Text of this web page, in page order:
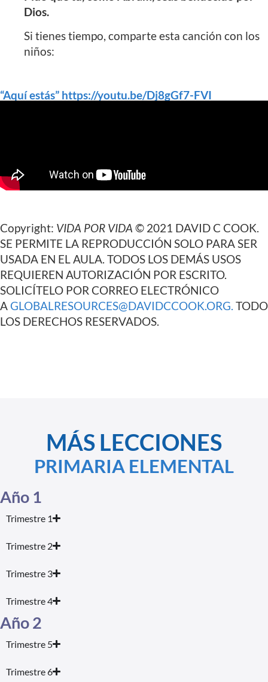
Dios.
Si tienes tiempo, comparte esta canción con los
niños:
“Aquí estás” https://youtu.be/Dj8gGf7-FVI
Copyright: VIDA POR VIDA © 2021 DAVID C COOK.
SE PERMITE LA REPRODUCCIÓN SOLO PARA SER
USADA EN EL AULA. TODOS LOS DEMÁS USOS
REQUIEREN AUTORIZACIÓN POR ESCRITO.
SOLICÍTELO POR CORREO ELECTRÓNICO
A GLOBALRESOURCES@DAVIDCCOOK.ORG.
LOS DERECHOS RESERVADOS.
MÁS LECCIONES
PRIMARIA ELEMENTAL
Año 1
Trimestre 1
Trimestre 2
Trimestre 3
Trimestre 4
Año 2
Trimestre 5
Trimestre 6